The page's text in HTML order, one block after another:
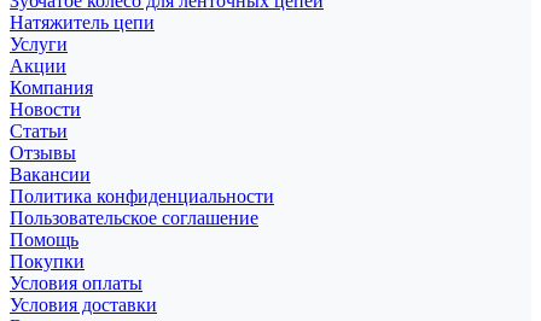
Натяжитель цепи
Услуги
Акции
Компания
Новости
Статьи
Отзывы
Вакансии
Политика конфиденциальности
Пользовательское соглашение
Помощь
Покупки
Условия оплаты
Условия доставки